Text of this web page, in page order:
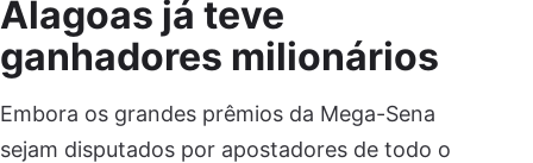
Alagoas já teve
ganhadores milionários
Embora os grandes prêmios da Mega-Sena
sejam disputados por apostadores de todo o